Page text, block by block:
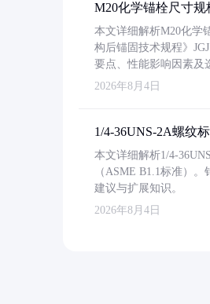
M20化学锚栓尺寸
本文详细解析M20化学
构后锚固技术规程》
要点、性能影响因素及
2026年8月4日
1/4-36UNS-2A螺纹
本文详细解析1/4-
（ASME B1.1标准）
建议与扩展知识。
2026年8月4日